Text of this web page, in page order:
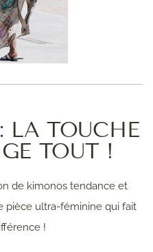
LA TOUCHE
TOUT !
de kimonos tendance et
pièce ultra-féminine qui fait
!